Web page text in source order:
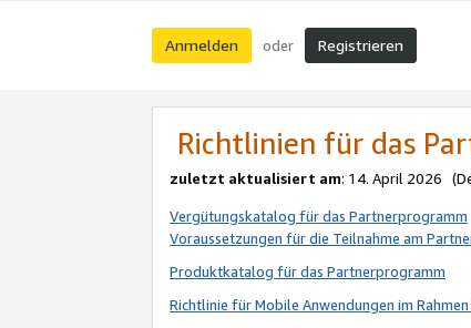
Anmelden oder Registrieren
Richtlinien für das
zuletzt aktualisiert am: 14. April 2026
Vergütungskatalog für das Partnerprogramm
Voraussetzungen für die Teilnahme am
Produktkatalog für das Partnerprogramm
Richtlinie für Mobile Anwendungen im